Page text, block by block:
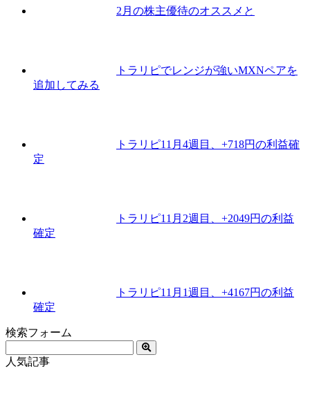
2月の株主優待のオススメと
トラリピでレンジが強いMXNペアを
追加してみる
トラリピ11月4週目、+718円の利益確
定
トラリピ11月2週目、+2049円の利益
確定
トラリピ11月1週目、+4167円の利益
確定
検索フォーム
人気記事